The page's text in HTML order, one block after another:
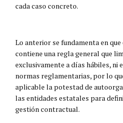
cada caso concreto.
Lo anterior se fundamenta en
contiene una regla general que
exclusivamente a días hábiles, ni
normas reglamentarias, por lo
aplicable la potestad de
las entidades estatales para
gestión contractual.